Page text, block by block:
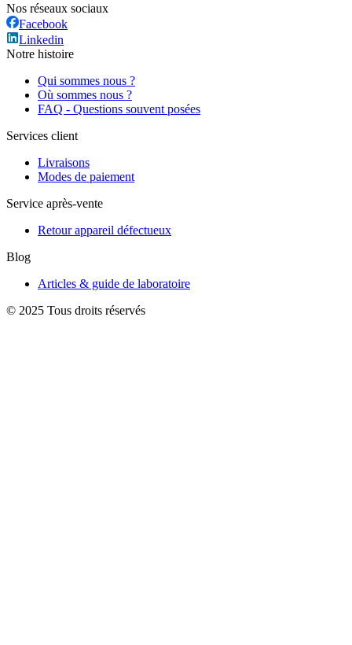
Nos réseaux sociaux
Facebook
Linkedin
Notre histoire
Qui sommes nous ?
Où sommes nous ?
FAQ - Questions souvent posées
Services client
Livraisons
Modes de paiement
Service après-vente
Retour appareil défectueux
Blog
Articles & guide de laboratoire
© 2025 Tous droits réservés